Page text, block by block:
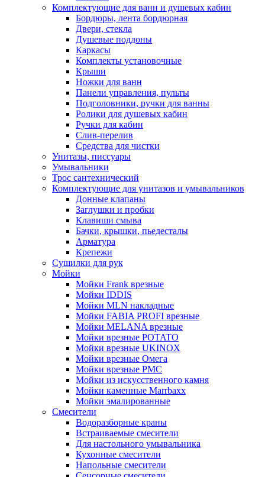
Комплектующие для ванн и душевых кабин
Бордюры, лента бордюрная
Двери, стекла
Душевые поддоны
Каркасы
Комплекты установочные
Крыши
Ножки для ванн
Панели управления, пульты
Подголовники, ручки для ванны
Ролики для душевых кабин
Ручки для кабин
Слив-перелив
Средства для чистки
Унитазы, писсуары
Умывальники
Трос сантехнический
Комплектующие для унитазов и умывальников
Донные клапаны
Заглушки и пробки
Клавиши смыва
Бачки, крышки, пьедесталы
Арматура
Крепежи
Сушилки для рук
Мойки
Мойки Frank врезные
Мойки IDDIS
Мойки MLN накладные
Мойки FABIA PROFI врезные
Мойки MELANA врезные
Мойки врезные POTATO
Мойки врезные UKINOX
Мойки врезные Омега
Мойки врезные РМС
Мойки из искусственного камня
Мойки каменные Marrbaxx
Мойки эмалированные
Смесители
Водоразборные краны
Встраиваемые смесители
Для настольного умывальника
Кухонные смесители
Напольные смесители